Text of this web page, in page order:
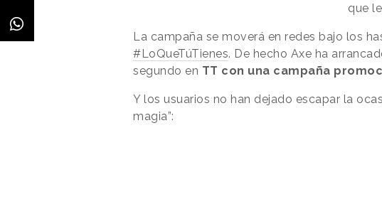
que
La campaña se moverá en redes bajo los
#LoQueTúTienes. De hecho Axe ha
segundo en TT con una campaña
Y los usuarios no han dejado escapar la
magia”: